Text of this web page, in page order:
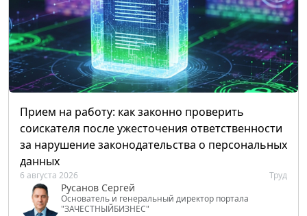
Прием на работу: как законно проверить
соискателя после ужесточения ответственности
за нарушение законодательства о персональных
данных
6 августа 2026 Труд
Русанов Сергей
Основатель и генеральный директор портала
"ЗАЧЕСТНЫЙБИЗНЕС"